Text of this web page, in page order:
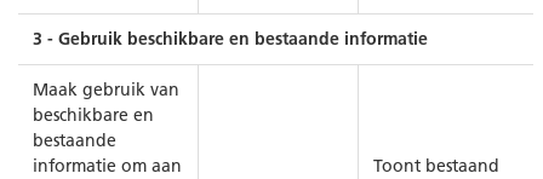
3 - Gebruik beschikbare en bestaande informatie
Maak gebruik van
beschikbare en
bestaande
informatie om aan
Toont bestaand